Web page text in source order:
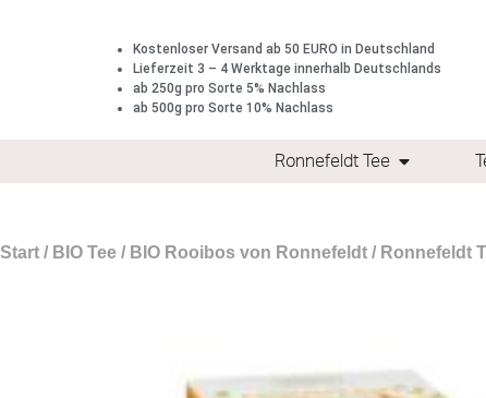
Kostenloser Versand ab 50 EURO in Deutschland
Lieferzeit 3 – 4 Werktage innerhalb Deutschlands
ab 250g pro Sorte 5% Nachlass
ab 500g pro Sorte 10% Nachlass
Ronnefeldt Tee
Start / BIO Tee / BIO Rooibos von Ronnefeldt / Ronnefeldt